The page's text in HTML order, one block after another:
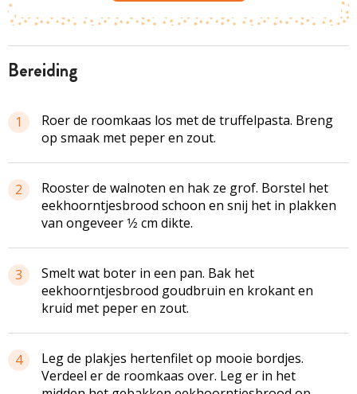
bereiding
1
Roer de roomkaas los met de truffelpasta. Breng
op smaak met peper en zout.
2
Rooster de walnoten en hak ze grof. Borstel het
eekhoorntjesbrood schoon en snij het in plakken
van ongeveer 1⁄2 cm dikte.
3
Smelt wat boter in een pan. Bak het
eekhoorntjesbrood goudbruin en krokant en
kruid met peper en zout.
4
Leg de plakjes hertenfilet op mooie bordjes.
Verdeel er de roomkaas over. Leg er in het